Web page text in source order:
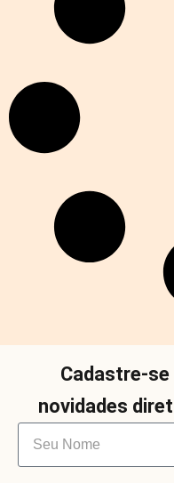
Cadastre-se
novidades